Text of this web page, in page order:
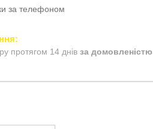
за телефоном
протягом 14 днів за домовленістю